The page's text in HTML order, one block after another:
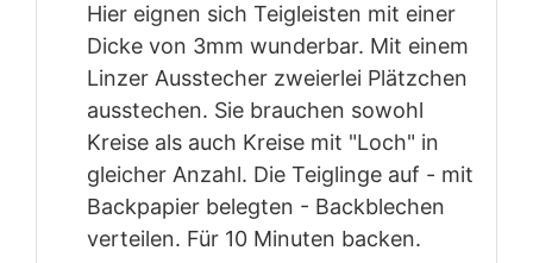
Hier eignen sich Teigleisten mit einer
Dicke von 3mm wunderbar. Mit einem
Linzer Ausstecher zweierlei Plätzchen
ausstechen. Sie brauchen sowohl
Kreise als auch Kreise mit "Loch" in
gleicher Anzahl. Die Teiglinge auf - mit
Backpapier belegten - Backblechen
verteilen. Für 10 Minuten backen.